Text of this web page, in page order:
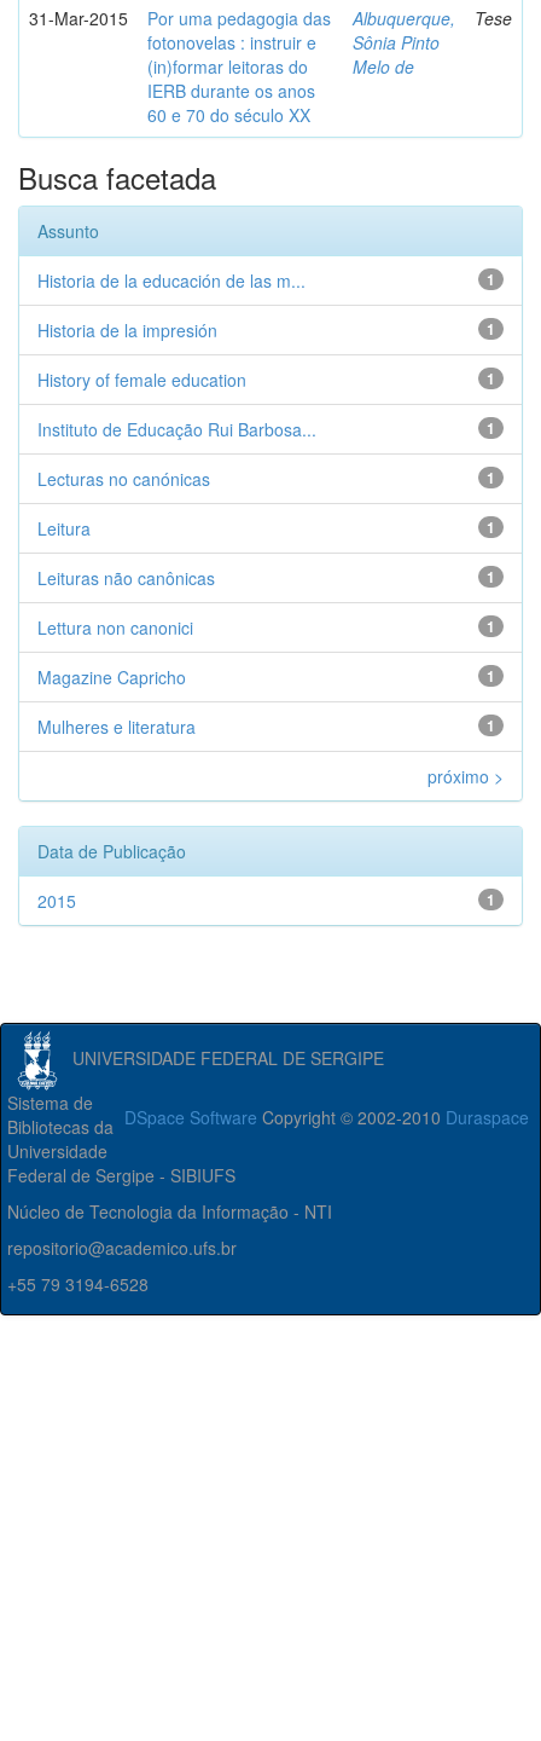
31-Mar-2015
Por uma pedagogia das
fotonovelas : instruir e
(in)formar leitoras do
IERB durante os anos
60 e 70 do século XX
Albuquerque,
Sônia Pinto
Melo de
Tese
Busca facetada
Assunto
1
Historia de la educación de las m...
1
Historia de la impresión
1
History of female education
1
Instituto de Educação Rui Barbosa...
1
Lecturas no canónicas
1
Leitura
1
Leituras não canônicas
1
Lettura non canonici
1
Magazine Capricho
1
Mulheres e literatura
próximo >
Data de Publicação
1
2015
UNIVERSIDADE FEDERAL DE SERGIPE
DSpace Software Copyright © 2002-2010 Duraspace
Sistema de
Bibliotecas da
Universidade
Federal de Sergipe - SIBIUFS
Núcleo de Tecnologia da Informação - NTI
repositorio@academico.ufs.br
+55 79 3194-6528